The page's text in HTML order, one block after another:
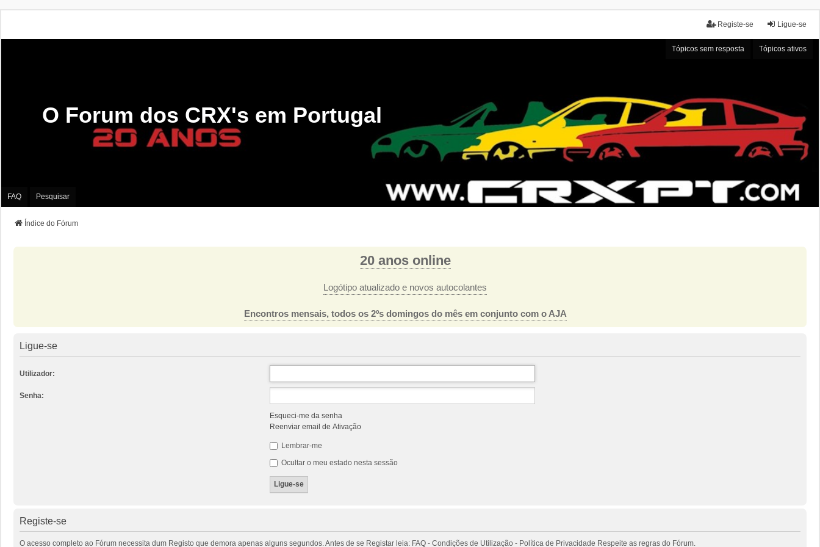
Ligue-se
Registe-se
Tópicos sem resposta Tópicos ativos
O Forum dos CRX's em Portugal
FAQ Pesquisar
Índice do Fórum
20 anos online
Logótipo atualizado e novos autocolantes
Encontros mensais, todos os 2ºs domingos do mês em conjunto com o AJA
Ligue-se
Utilizador:
Senha:
Esqueci-me da senha
Reenviar email de Ativação
Lembrar-me
Ocultar o meu estado nesta sessão
Registe-se
O acesso completo ao Fórum necessita dum Registo que demora apenas alguns segundos. Antes de se Registar leia: FAQ - Condições de Utilização - Política de Privacidade Respeite as regras do Fórum.